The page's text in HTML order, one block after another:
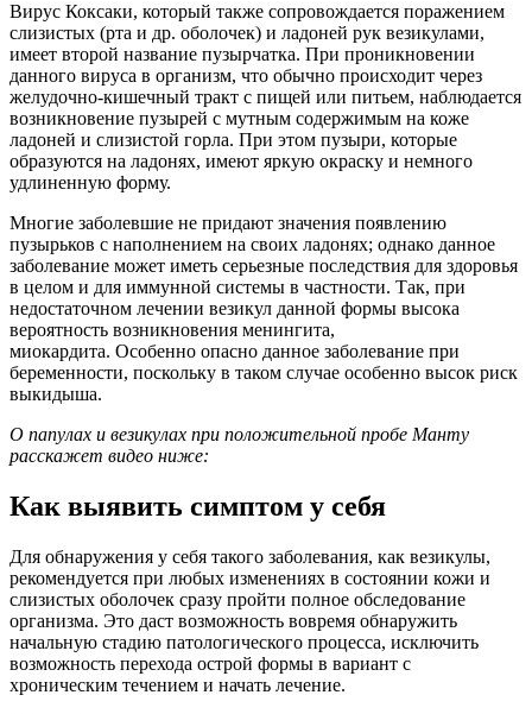
Вирус Коксаки, который также сопровождается поражением
слизистых (рта и др. оболочек) и ладоней рук везикулами,
имеет второй название пузырчатка. При проникновении
данного вируса в организм, что обычно происходит через
желудочно-кишечный тракт с пищей или питьем, наблюдается
возникновение пузырей с мутным содержимым на коже
ладоней и слизистой горла. При этом пузыри, которые
образуются на ладонях, имеют яркую окраску и немного
удлиненную форму.
Многие заболевшие не придают значения появлению
пузырьков с наполнением на своих ладонях; однако данное
заболевание может иметь серьезные последствия для здоровья
в целом и для иммунной системы в частности. Так, при
недостаточном лечении везикул данной формы высока
вероятность возникновения менингита,
миокардита. Особенно опасно данное заболевание при
беременности, поскольку в таком случае особенно высок риск
выкидыша.
О папулах и везикулах при положительной пробе Манту
расскажет видео ниже:
Как выявить симптом у себя
Для обнаружения у себя такого заболевания, как везикулы,
рекомендуется при любых изменениях в состоянии кожи и
слизистых оболочек сразу пройти полное обследование
организма. Это даст возможность вовремя обнаружить
начальную стадию патологического процесса, исключить
возможность перехода острой формы в вариант с
хроническим течением и начать лечение.